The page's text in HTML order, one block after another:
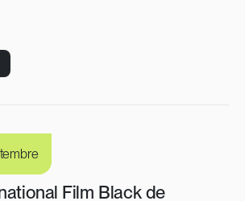
Film Black de